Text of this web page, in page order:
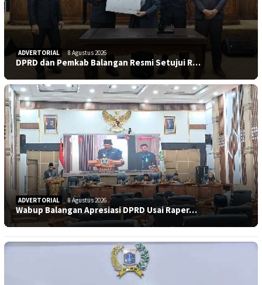
ADVERTORIAL 8 Agustus 2026
DPRD dan Pemkab Balangan Resmi Setujui R…
ADVERTORIAL 8 Agustus 2026
Wabup Balangan Apresiasi DPRD Usai Raper…